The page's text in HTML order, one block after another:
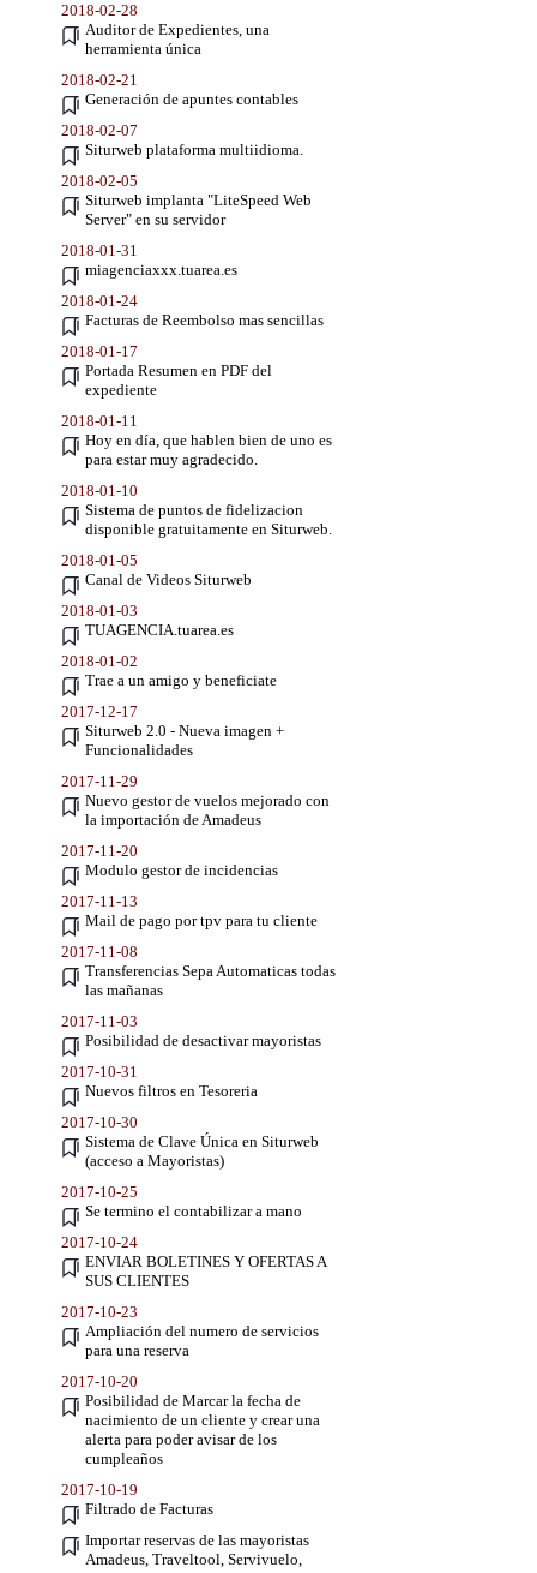
2018-02-28
Auditor de Expedientes, una
herramienta única
2018-02-21
Generación de apuntes contables
2018-02-07
Siturweb plataforma multiidioma.
2018-02-05
Siturweb implanta "LiteSpeed Web
Server" en su servidor
2018-01-31
miagenciaxxx.tuarea.es
2018-01-24
Facturas de Reembolso mas sencillas
2018-01-17
Portada Resumen en PDF del
expediente
2018-01-11
Hoy en día, que hablen bien de uno es
para estar muy agradecido.
2018-01-10
Sistema de puntos de fidelizacion
disponible gratuitamente en Siturweb.
2018-01-05
Canal de Videos Siturweb
2018-01-03
TUAGENCIA.tuarea.es
2018-01-02
Trae a un amigo y beneficiate
2017-12-17
Siturweb 2.0 - Nueva imagen +
Funcionalidades
2017-11-29
Nuevo gestor de vuelos mejorado con
la importación de Amadeus
2017-11-20
Modulo gestor de incidencias
2017-11-13
Mail de pago por tpv para tu cliente
2017-11-08
Transferencias Sepa Automaticas todas
las mañanas
2017-11-03
Posibilidad de desactivar mayoristas
2017-10-31
Nuevos filtros en Tesoreria
2017-10-30
Sistema de Clave Única en Siturweb
(acceso a Mayoristas)
2017-10-25
Se termino el contabilizar a mano
2017-10-24
ENVIAR BOLETINES Y OFERTAS A
SUS CLIENTES
2017-10-23
Ampliación del numero de servicios
para una reserva
2017-10-20
Posibilidad de Marcar la fecha de
nacimiento de un cliente y crear una
alerta para poder avisar de los
cumpleaños
2017-10-19
Filtrado de Facturas
Importar reservas de las mayoristas
Amadeus, Traveltool, Servivuelo,